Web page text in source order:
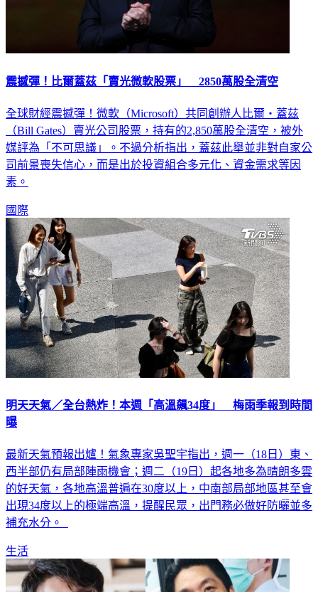
震撼彈！比爾蓋茲「賣光微軟股票」 2850萬股全清空
全球財經震撼彈！微軟（Microsoft）共同創辦人比爾・蓋茲
（Bill Gates）賣光公司股票，持有的2,850萬股全清空，被外
媒評為「不可思議」。不過分析指出，蓋茲此舉並非對自家公
司前景喪失信心，而是出於投資組合多元化、資金需求等因
素。
國際
明天天氣／全台熱炸！本週「高溫飆34度」 梅雨季報到時間
曝
最新天氣預報出爐！氣象專家吳聖宇指出，週一（18日）東、
西半部仍有局部陣雨機會；週二（19日）起各地多為晴朗多雲
的好天氣，各地高溫普遍在30度以上，中南部局部地區甚至會
出現34度以上的極端高溫，提醒民眾，出門務必做好防曬並多
補充水分。
生活